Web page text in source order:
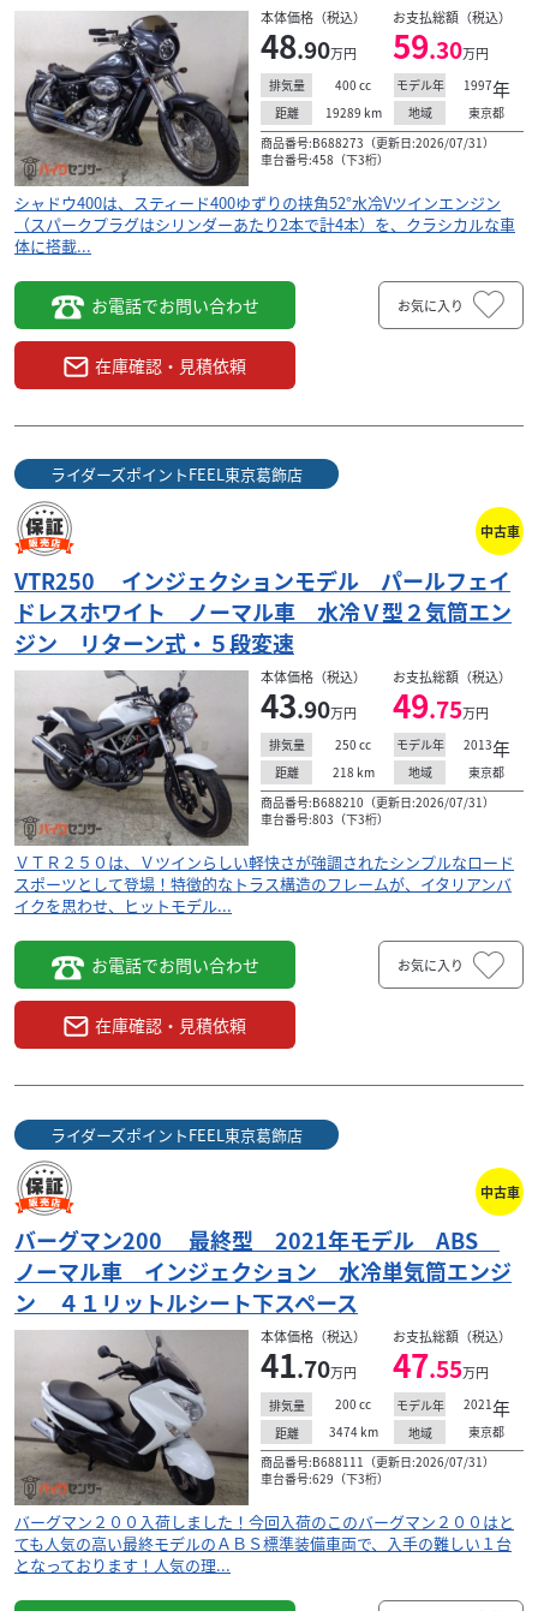
本体価格（税込）
48.90万円
お支払総額（税込）
59.30万円
排気量 400 cc モデル年 1997年
距離 19289 km 地域
東京都
商品番号:B688273（更新日:2026/07/31）
車台番号:458（下3桁）
シャドウ400は、スティード400ゆずりの挟角52°水冷Vツインエンジン
（スパークプラグはシリンダーあたり2本で計4本）を、クラシカルな車
体に搭載...
お電話でお問い合わせ
在庫確認・見積依頼
お気に入り
ライダーズポイントFEEL東京葛飾店
中古車
VTR250 インジェクションモデル パールフェイ
ドレスホワイト ノーマル車 水冷Ｖ型２気筒エン
ジン リターン式・５段変速
本体価格（税込）
43.90万円
お支払総額（税込）
49.75万円
排気量 250 cc モデル年 2013年
距離 218 km 地域
東京都
商品番号:B688210（更新日:2026/07/31）
車台番号:803（下3桁）
ＶＴＲ２５０は、Ｖツインらしい軽快さが強調されたシンプルなロード
スポーツとして登場！特徴的なトラス構造のフレームが、イタリアンバ
イクを思わせ、ヒットモデル...
お電話でお問い合わせ
在庫確認・見積依頼
お気に入り
ライダーズポイントFEEL東京葛飾店
中古車
バーグマン200 最終型 2021年モデル ABS
ノーマル車 インジェクション 水冷単気筒エンジ
ン ４１リットルシート下スペース
本体価格（税込）
41.70万円
お支払総額（税込）
47.55万円
排気量 200 cc モデル年 2021年
距離 3474 km 地域
東京都
商品番号:B688111（更新日:2026/07/31）
車台番号:629（下3桁）
バーグマン２００入荷しました！今回入荷のこのバーグマン２００はと
ても人気の高い最終モデルのＡＢＳ標準装備車両で、入手の難しい１台
となっております！人気の理...